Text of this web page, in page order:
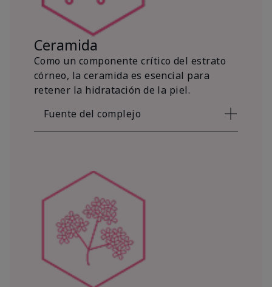
Ceramida
Como un componente crítico del estrato
córneo, la ceramida es esencial para
retener la hidratación de la piel.
Fuente del complejo